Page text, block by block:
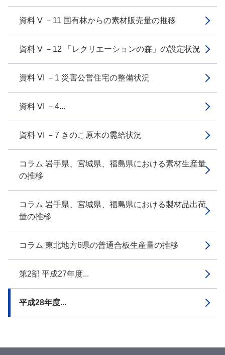
資料 V －11 国有林からの素材販売量の推移
資料 V －12 「レクリエーションの森」の設定状況
資料 VI －1 災害公営住宅の整備状況
資料 VI －4...
資料 VI －7 きのこ原木の需給状況
コラム 岩手県、宮城県、福島県における素材生産量
の推移
コラム 岩手県、宮城県、福島県における製材品出荷
量の推移
コラム 東北地方6県の普通合板生産量の推移
第2部 平成27年度...
平成28年度...